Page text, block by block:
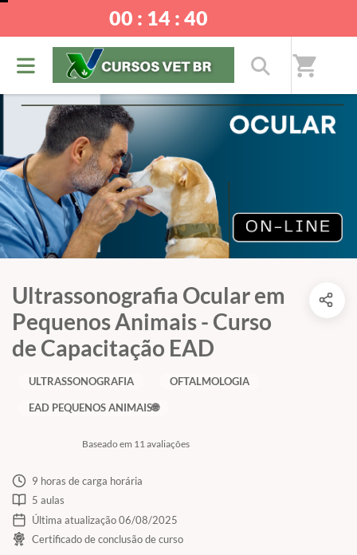
shopping_cart
00 : 14 : 40
Ultrassonografia Ocular em
Pequenos Animais - Curso
de Capacitação EAD
Baseado em 11 avaliações
ULTRASSONOGRAFIA OFTALMOLOGIA
EAD PEQUENOS ANIMAIS🌐
9 horas de carga horária
5 aulas
Última atualização 06/08/2025
Certificado de conclusão de curso